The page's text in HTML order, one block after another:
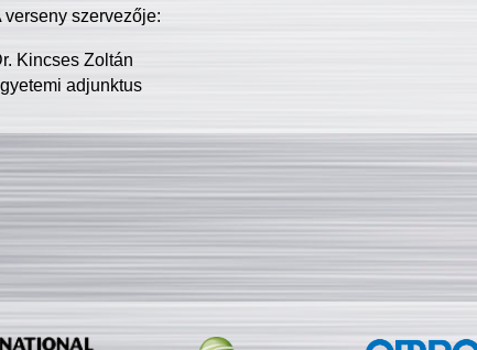
verseny szervezője:
Kincses Zoltán
adjunktus